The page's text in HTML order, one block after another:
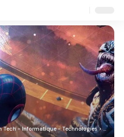
Resizer
Tech - Informatique - Technologies>Blog